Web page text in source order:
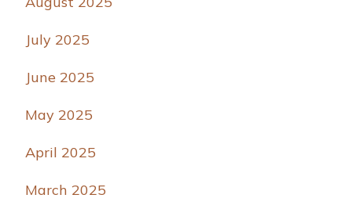
July 2025
June 2025
May 2025
April 2025
March 2025